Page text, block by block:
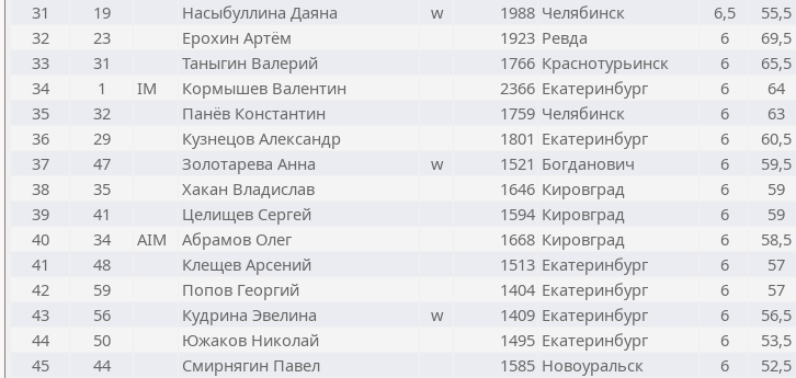
31
19 Насыбуллина Даяна w 1988 Челябинск 6,5 55,5
32
23 Ерохин Артём 1923 Ревда 6 69,5
33
31 Таныгин Валерий 1766 Краснотурьинск 6 65,5
34
1 IM Кормышев Валентин 2366 Екатеринбург 6 64
35
32 Панёв Константин 1759 Челябинск 6 63
36
29 Кузнецов Александр 1801 Екатеринбург 6 60,5
37
47 Золотарева Анна w 1521 Богданович 6 59,5
38
35 Хакан Владислав 1646 Кировград 6 59
39
41 Целищев Сергей 1594 Кировград 6 59
40
34 AIM Абрамов Олег 1668 Кировград 6 58,5
41
48 Клещев Арсений 1513 Екатеринбург 6 57
42
59 Попов Георгий 1404 Екатеринбург 6 57
43
56 Кудрина Эвелина w 1409 Екатеринбург 6 56,5
44
50 Южаков Николай 1495 Екатеринбург 6 53,5
45
44 Смирнягин Павел 1585 Новоуральск 6 52,5